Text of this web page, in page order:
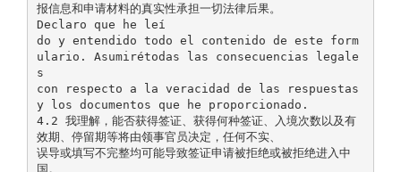
报信息和申请材料的真实性承担一切法律后果。
Declaro que he leí
do y entendido todo el contenido de este form
ulario. Asumirétodas las consecuencias legale
s
con respecto a la veracidad de las respuestas
y los documentos que he proporcionado.
4.2 我理解，能否获得签证、获得何种签证、入境次数以及有
效期、停留期等将由领事官员决定，任何不实、
误导或填写不完整均可能导致签证申请被拒绝或被拒绝进入中
国。